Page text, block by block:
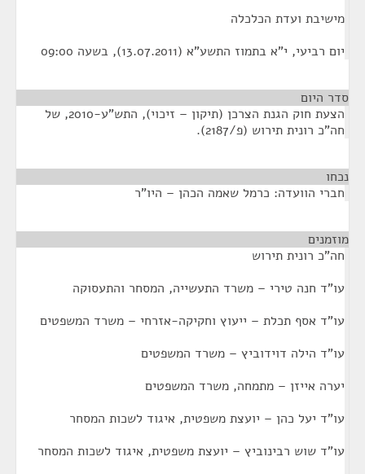
מישיבת ועדת הכלכלה
יום רביעי, י"א בתמוז התשע"א (13.07.2011), בשעה 09:00
סדר היום
הצעת חוק הגנת הצרכן (תיקון – זיכוי), התש"ע-2010, של
חה"כ רונית תירוש (פ/2187).
נכחו
חברי הוועדה: כרמל שאמה הכהן – היו"ר
מוזמנים
חה"כ רונית תירוש
עו"ד חנה טירי – משרד התעשייה, המסחר והתעסוקה
עו"ד אסף תכלת – ייעוץ וחקיקה-אזרחי – משרד המשפטים
עו"ד הילה דוידוביץ – משרד המשפטים
יערה אייזן – מתמחה, משרד המשפטים
עו"ד יעל כהן – יועצת משפטית, איגוד לשכות המסחר
עו"ד שוש רבינוביץ – יועצת משפטית, איגוד לשכות המסחר